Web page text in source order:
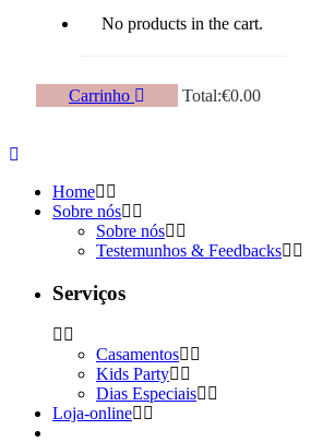
No products in the cart.
Carrinho Total:€0.00
Home
Sobre nós
Sobre nós
Testemunhos & Feedbacks
Serviços
Casamentos
Kids Party
Dias Especiais
Loja-online